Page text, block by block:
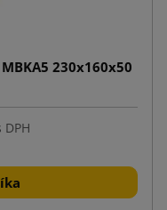
230x160x50
DPH